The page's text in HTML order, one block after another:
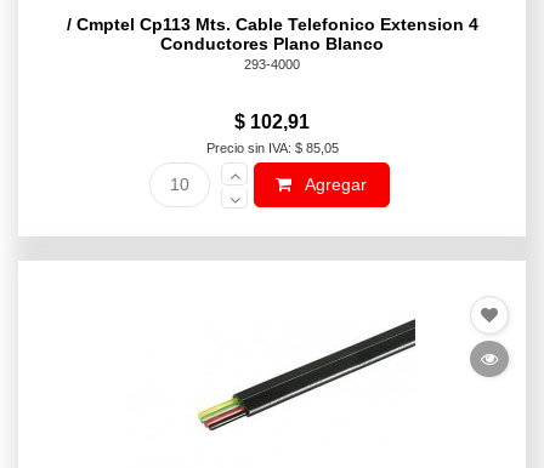
/ Cmptel Cp113 Mts. Cable Telefonico Extension 4
Conductores Plano Blanco
293-4000
$ 102,91
Precio sin IVA: $ 85,05
Agregar